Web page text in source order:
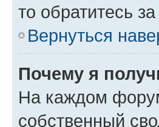
то обратитесь
Вернуться
Почему я
На каждом
собственный